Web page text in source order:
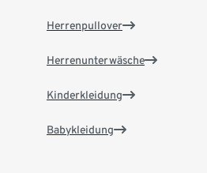
Herrenpullover
Herrenunterwäsche
Kinderkleidung
Babykleidung